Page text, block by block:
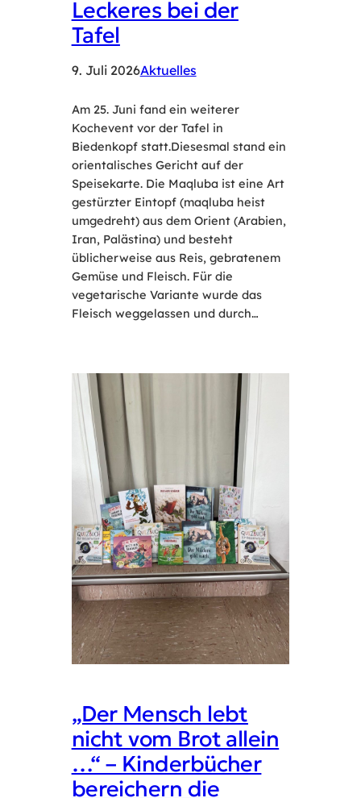
Leckeres bei der
Tafel
9. Juli 2026Aktuelles
Am 25. Juni fand ein weiterer
Kochevent vor der Tafel in
Biedenkopf statt.Diesesmal stand ein
orientalisches Gericht auf der
Speisekarte. Die Maqluba ist eine Art
gestürzter Eintopf (maqluba heist
umgedreht) aus dem Orient (Arabien,
Iran, Palästina) und besteht
üblicherweise aus Reis, gebratenem
Gemüse und Fleisch. Für die
vegetarische Variante wurde das
Fleisch weggelassen und durch…
„Der Mensch lebt
nicht vom Brot allein
…“ – Kinderbücher
bereichern die